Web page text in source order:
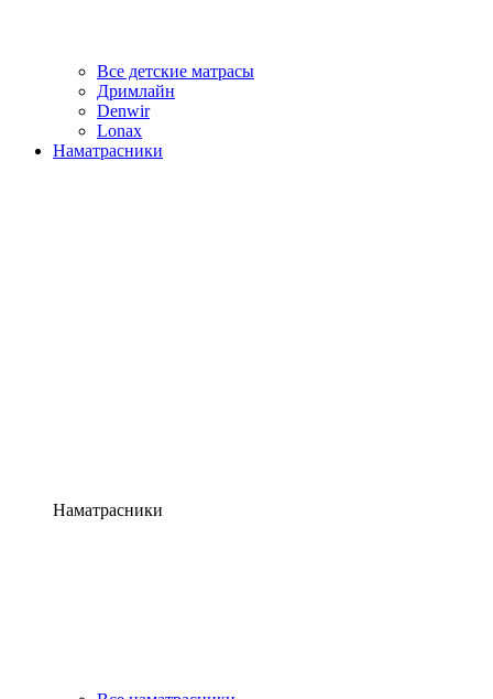
Все детские матрасы
Дримлайн
Denwir
Lonax
Наматрасники
Наматрасники